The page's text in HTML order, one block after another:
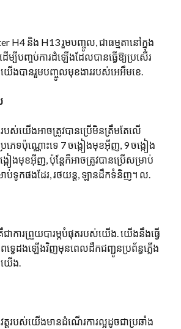
H4 និង H13 រួមបញ្ចូល, ជាធម្មតានៅក្នុង
ម្បីបញ្ចប់ការដំឡើងដែលបានធ្វើឱ្យប្រសើរ
ើងបានរួមបញ្ចូលមុខងាររបស់អេអឹមខេ.
បស់យើងអាចត្រូវបានប្រើមិនត្រឹមតែលើ
រភេទប៉ុណ្ណោះទេ 7 ចង្កៀងមុខអ៊ីញ, 9 ចង្កៀង
ៀងមុខអ៊ីញ, ប៉ុន្តែក៏អាចត្រូវបានប្រើសម្រាប់
ាប់ទូកផងដែរ, រថយន្ដ, ឡានដឹកទំនិញ។ ល.
ជាការព្រួយបារម្ភបំផុតរបស់យើង. យើងនឹងធ្វើ
វេដងឡើងវិញមុនពេលដឹកជញ្ជូនប្រព័ន្ធភ្លើង
ើង.
វត្តរបស់យើងមានដំណើរការល្អដូចជាប្រឆាំង